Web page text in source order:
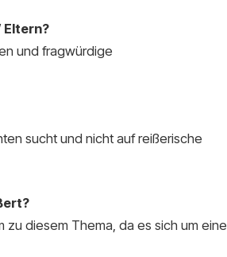
Eltern?
und fragwürdige
sucht und nicht auf reißerische
zu diesem Thema, da es sich um eine